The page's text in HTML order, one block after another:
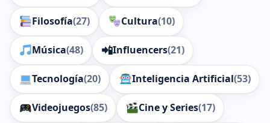
Filosofía(27) Cultura(10)
Música(48) 📲Influencers(21)
Tecnología(20) Inteligencia Artificial(53)
Videojuegos(85) Cine y Series(17)